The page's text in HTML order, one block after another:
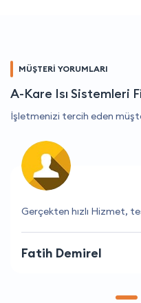
MÜŞTERİ YORUMLARI
A-Kare Isı Sistemleri
İşletmenizi tercih eden
Hızlı ve etkin
Elif Çelik